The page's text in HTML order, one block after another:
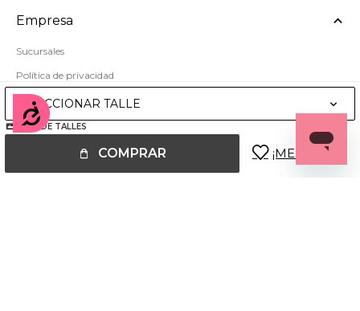
Accesibilidad
SELECCIONAR TALLE
GUÍA DE TALLES
COMPRAR
Empresa
Sucursales
Política de privacidad
Mapa del sitio